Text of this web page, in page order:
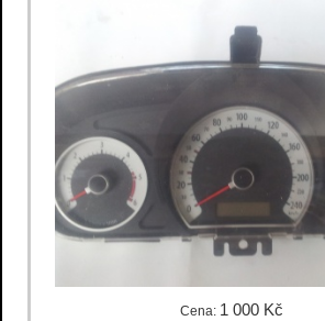
Cena: 1 000 Kč